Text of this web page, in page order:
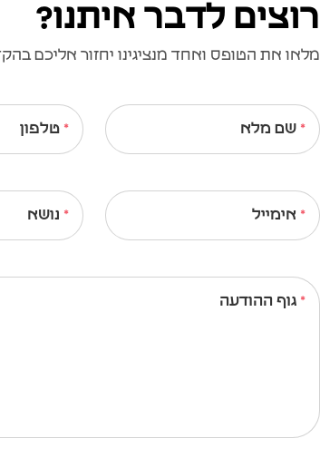
רוצים לדבר איתנו?
מלאו את הטופס ואחד מנציגינו יחזור אליכם
שם מלא טלפון
אימייל נושא
גוף ההודעה